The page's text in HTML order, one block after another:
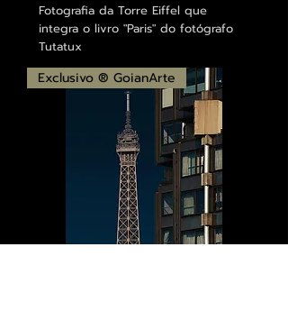
Fotografia da Torre Eiffel que
integra o livro "Paris" do fotógrafo
Tutatux
Exclusivo ® GoianArte